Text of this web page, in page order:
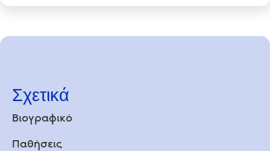
Σχετικά
Βιογραφικό
Παθήσεις